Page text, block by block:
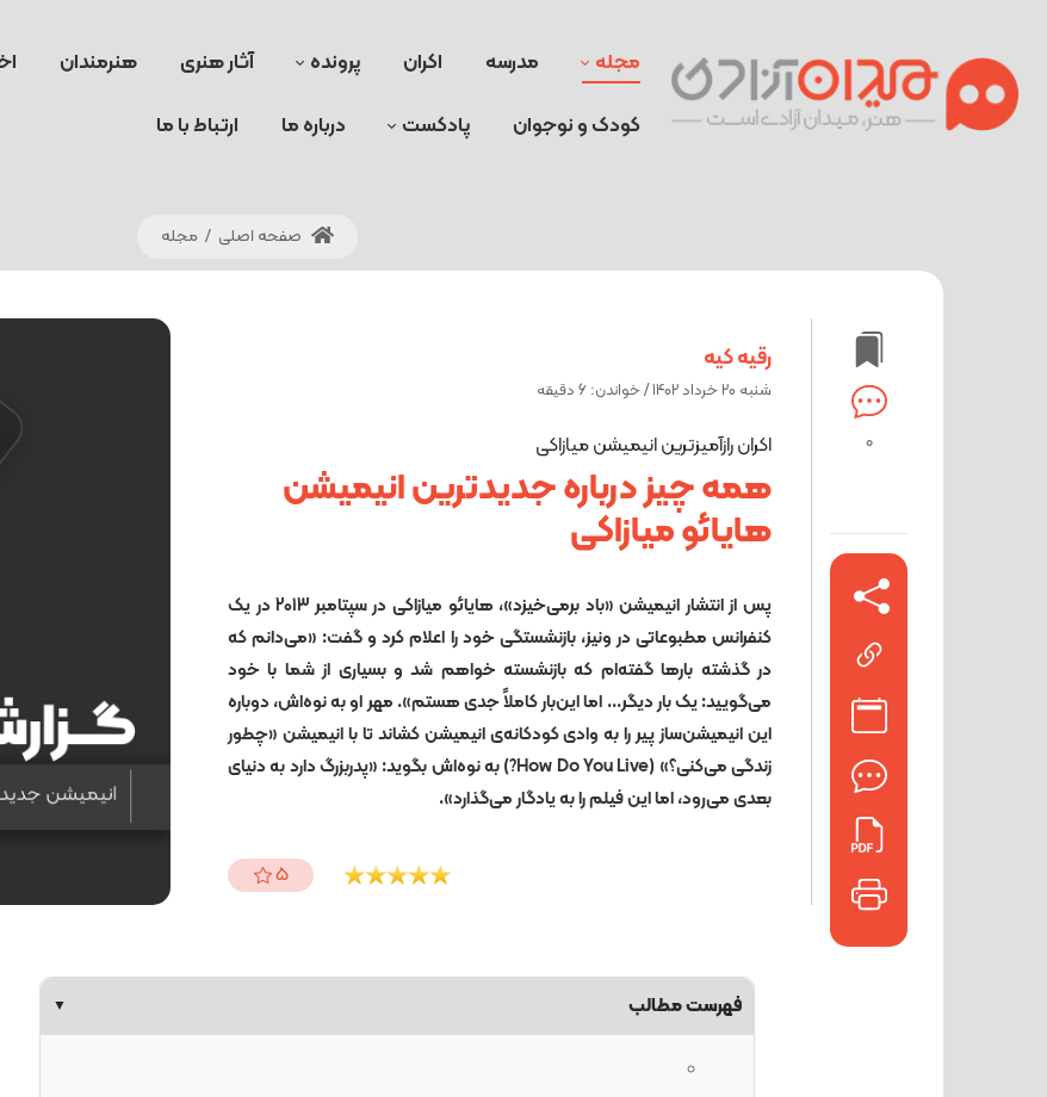
مجله مدرسه اکران پرونده آثار هنری هنرمندان
کودک و نوجوان پادکست درباره ما ارتباط با ما
صفحه اصلی / مجله
0
رقیه کیه
شنبه 20 خرداد 1402 / خواندن: 6 دقیقه
اکران رازآمیزترین انیمیشن میازاکی
همه چیز درباره جدیدترین انیمیشن
هایائو میازاکی
پس از انتشار انیمیشن «باد برمی‌خیزد»، هایائو میازاکی در سپتامبر 2013 در یک
کنفرانس مطبوعاتی در ونیز، بازنشستگی خود را اعلام کرد و گفت: «می‌دانم که
در گذشته بارها گفته‌ام که بازنشسته خواهم شد و بسیاری از شما با خود
می‌گویید: یک بار دیگر... اما این‌بار کاملاً جدی هستم». مهر او به نوه‌اش، دوباره
این انیمیشن‌ساز پیر را به وادی کودکانه‌ی انیمیشن کشاند تا با انیمیشن «چطور
زندگی می‌کنی؟» (How Do You Live?) به نوه‌اش بگوید: «پدربزرگ دارد به دنیای
بعدی می‌رود، اما این فیلم را به یادگار می‌گذارد».
5
فهرست مطالب ▼